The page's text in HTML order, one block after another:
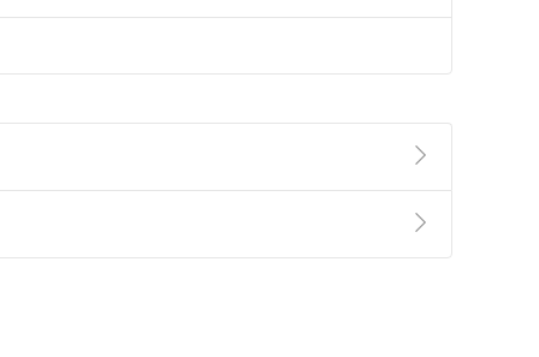
第2條第5款之規定，「非以有形媒介提供之數位